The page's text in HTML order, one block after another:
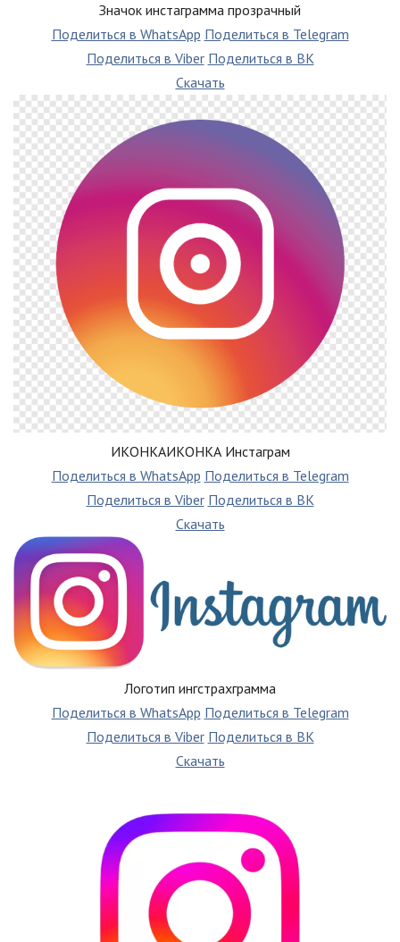
Значок инстаграмма прозрачный
Поделиться в WhatsApp Поделиться в Telegram
Поделиться в Viber Поделиться в ВК
Скачать
ИКОНКАИКОНКА Инстаграм
Поделиться в WhatsApp Поделиться в Telegram
Поделиться в Viber Поделиться в ВК
Скачать
Логотип ингстрахграмма
Поделиться в WhatsApp Поделиться в Telegram
Поделиться в Viber Поделиться в ВК
Скачать